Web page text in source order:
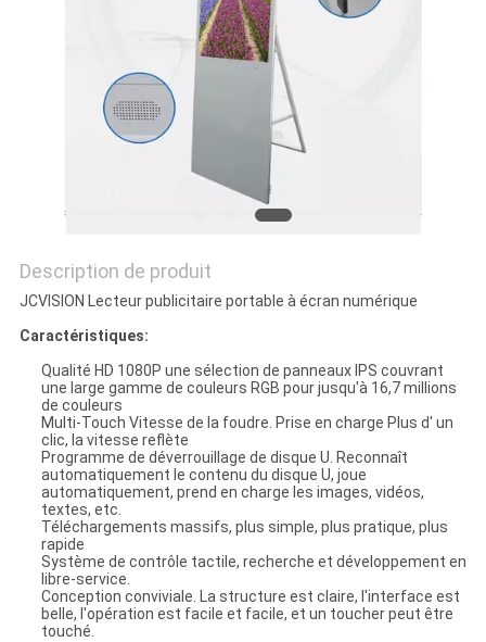
POLITIQUE
DE
CONFIDENTIALITÉ
Description de produit
JCVISION Lecteur publicitaire portable à écran numérique
Caractéristiques:
Qualité HD 1080P une sélection de panneaux IPS couvrant
une large gamme de couleurs RGB pour jusqu'à 16,7 millions
de couleurs
Multi-Touch Vitesse de la foudre. Prise en charge Plus d' un
clic, la vitesse reflète
Programme de déverrouillage de disque U. Reconnaît
automatiquement le contenu du disque U, joue
automatiquement, prend en charge les images, vidéos,
textes, etc.
Téléchargements massifs, plus simple, plus pratique, plus
rapide
Système de contrôle tactile, recherche et développement en
libre-service.
Conception conviviale. La structure est claire, l'interface est
belle, l'opération est facile et facile, et un toucher peut être
touché.